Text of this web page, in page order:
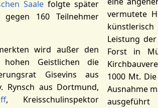
Saale folgte später
gegen 160 Teilnehmer
wird außer den
Geistlichen die
Gisevins aus
Rynsch aus Dortmund,
, Kreisschulinspektor
vermutete
Leistung
Forst in
1000 Mt.
Ausnahme